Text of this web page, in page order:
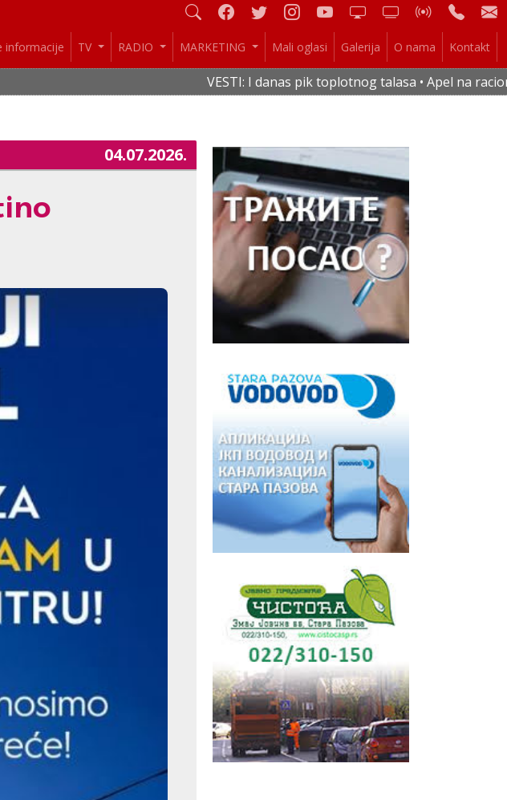
informacije TV RADIO MARKETING Mali oglasi Galerija O nama Kontakt
VESTI: I danas pik toplotnog talasa • Apel na racionalnu
04.07.2026.